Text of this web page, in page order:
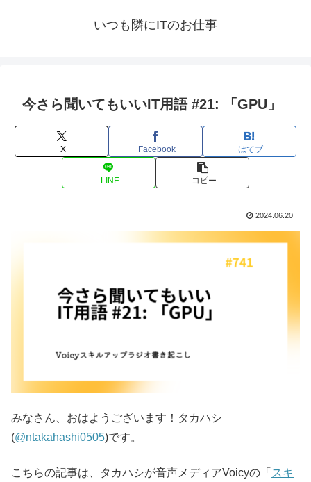
いつも隣にITのお仕事
今さら聞いてもいいIT用語 #21: 「GPU」
X Facebook はてブ
LINE コピー
2024.06.20
みなさん、おはようございます！タカハシ
(@ntakahashi0505)です。
こちらの記事は、タカハシが音声メディアVoicyの「 スキ